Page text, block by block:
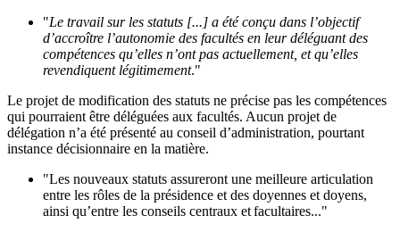
"Le travail sur les statuts [...] a été conçu dans l’objectif
d’accroître l’autonomie des facultés en leur déléguant des
compétences qu’elles n’ont pas actuellement, et qu’elles
revendiquent légitimement."
Le projet de modification des statuts ne précise pas les compétences
qui pourraient être déléguées aux facultés. Aucun projet de
délégation n’a été présenté au conseil d’administration, pourtant
instance décisionnaire en la matière.
"Les nouveaux statuts assureront une meilleure articulation
entre les rôles de la présidence et des doyennes et doyens,
ainsi qu’entre les conseils centraux et facultaires..."